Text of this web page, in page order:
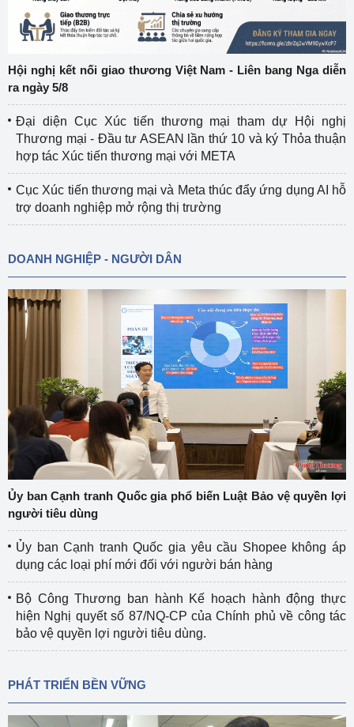
Hội nghị kết nối giao thương Việt Nam - Liên bang Nga diễn
ra ngày 5/8
Đại diện Cục Xúc tiến thương mại tham dự Hội nghị
Thương mại - Đầu tư ASEAN lần thứ 10 và ký Thỏa thuận
hợp tác Xúc tiến thương mại với META
Cục Xúc tiến thương mại và Meta thúc đẩy ứng dụng AI hỗ
trợ doanh nghiệp mở rộng thị trường
DOANH NGHIỆP - NGƯỜI DÂN
Ủy ban Cạnh tranh Quốc gia phổ biến Luật Bảo vệ quyền lợi
người tiêu dùng
Ủy ban Cạnh tranh Quốc gia yêu cầu Shopee không áp
dụng các loại phí mới đối với người bán hàng
Bộ Công Thương ban hành Kế hoạch hành động thực
hiện Nghị quyết số 87/NQ-CP của Chính phủ về công tác
bảo vệ quyền lợi người tiêu dùng.
PHÁT TRIỂN BỀN VỮNG